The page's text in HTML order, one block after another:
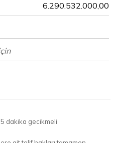
6.290.532.000,00
dakika gecikmeli